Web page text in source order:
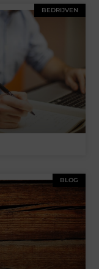
BEDRIJVEN
BLOG